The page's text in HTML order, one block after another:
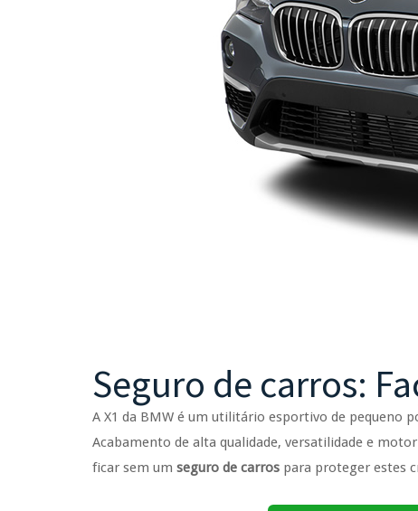
Seguro de carros:
A X1 da BMW é um utilitário esportivo de pequeno
Acabamento de alta qualidade, versatilidade e
ficar sem um seguro de carros para proteger estes